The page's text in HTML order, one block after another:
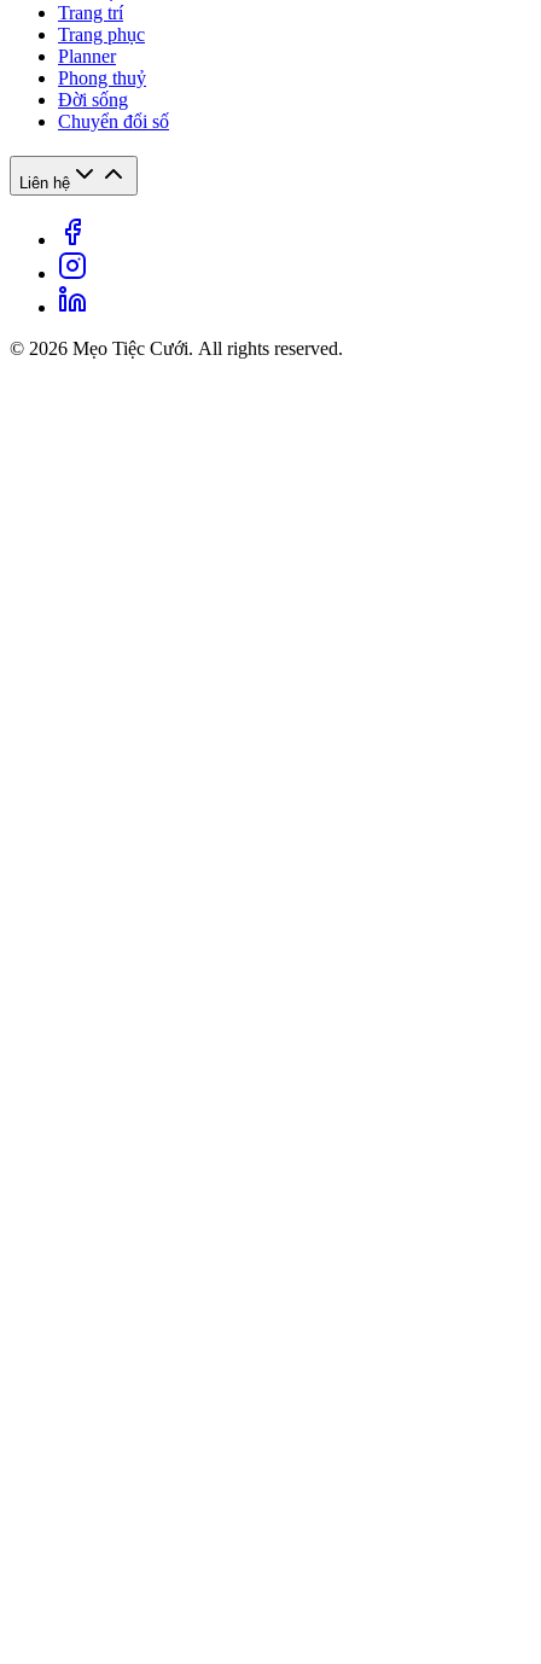
Trang trí
Trang phục
Planner
Phong thuỷ
Đời sống
Chuyển đổi số
Liên hệ
© 2026 Mẹo Tiệc Cưới. All rights reserved.